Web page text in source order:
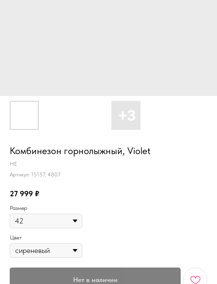
Комбинезон горнолыжный, Violet
HE
Артикул: 15157, 4807
27 999 ₽
Размер
Цвет
Нет в наличии